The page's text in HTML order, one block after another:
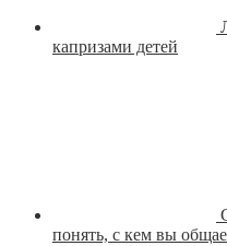
капризами детей
понять, с кем вы